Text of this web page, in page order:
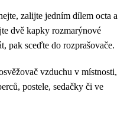
zalijte jedním dílem octa a
dvě kapky rozmarýnové
pak sceďte do rozprašovače.
vzduchu v místnosti,
postele, sedačky či ve